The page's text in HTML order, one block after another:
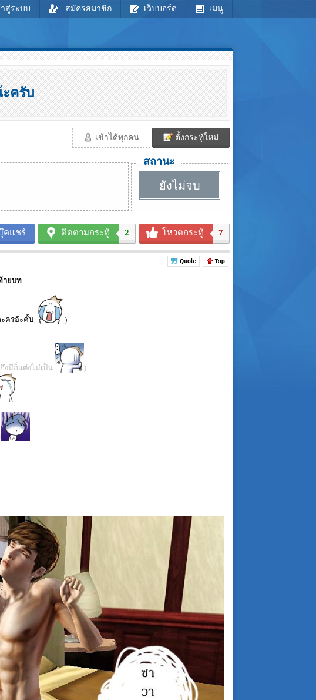
าสู่ระบบ สมัครสมาชิก เว็บบอร์ด เมนู
ครับ
เข้าได้ทุกคน ตั้งกระทู้ใหม่
สถานะ
ยังไม่จบ
คแชร์ ติดตามกระทู้ 2 โหวตกระทู้ 7
ายบท
ะครอ้ะคั้บ )
งมีก็แต่งไม่เป็น )